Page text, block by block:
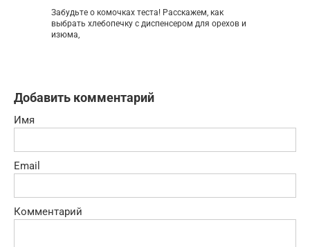
Забудьте о комочках теста! Расскажем, как
выбрать хлебопечку с диспенсером для орехов и
изюма,
Добавить комментарий
Имя
Email
Комментарий